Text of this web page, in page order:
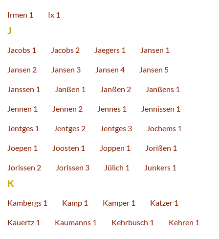
Irmen 1 Ix 1
J
Jacobs 1 Jacobs 2 Jaegers 1 Jansen 1
Jansen 2 Jansen 3 Jansen 4 Jansen 5
Janssen 1 Janßen 1 Janßen 2 Janßens 1
Jennen 1 Jennen 2 Jennes 1 Jennissen 1
Jentges 1 Jentges 2 Jentges 3 Jochems 1
Joepen 1 Joosten 1 Joppen 1 Jorißen 1
Jorissen 2 Jorissen 3 Jülich 1 Junkers 1
K
Kambergs 1 Kamp 1 Kamper 1 Katzer 1
Kauertz 1 Kaumanns 1 Kehrbusch 1 Kehren 1